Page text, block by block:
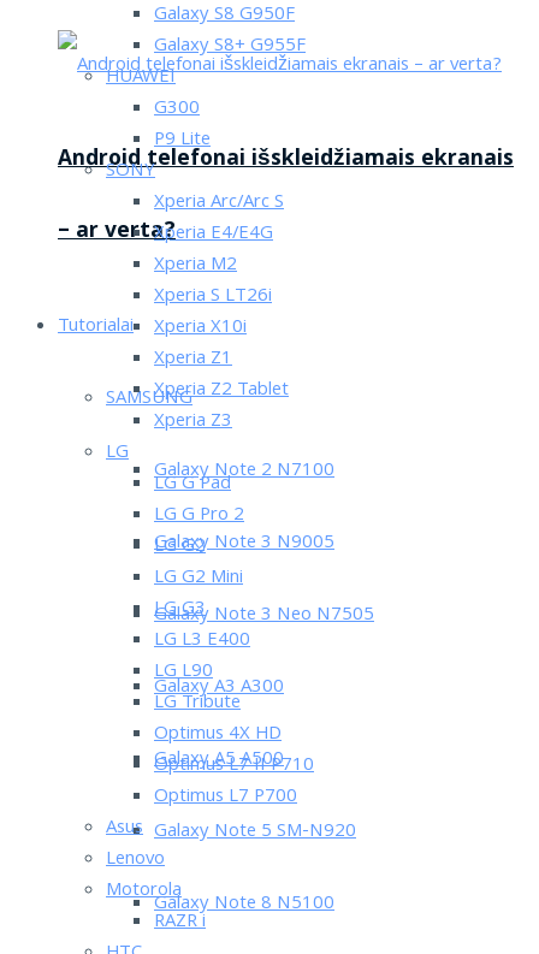
Android telefonai išskleidžiamais ekranais
– ar verta?
Tutorialai
SAMSUNG
Galaxy Note 2 N7100
Galaxy Note 3 N9005
Galaxy Note 3 Neo N7505
Galaxy A3 A300
Galaxy A5 A500
Galaxy Note 5 SM-N920
Galaxy Note 8 N5100
Galaxy S8 G950F
Galaxy S8+ G955F
HUAWEI
G300
P9 Lite
SONY
Xperia Arc/Arc S
Xperia E4/E4G
Xperia M2
Xperia S LT26i
Xperia X10i
Xperia Z1
Xperia Z2 Tablet
Xperia Z3
LG
LG G Pad
LG G Pro 2
LG G2
LG G2 Mini
LG G3
LG L3 E400
LG L90
LG Tribute
Optimus 4X HD
Optimus L7 II P710
Optimus L7 P700
Asus
Lenovo
Motorola
RAZR i